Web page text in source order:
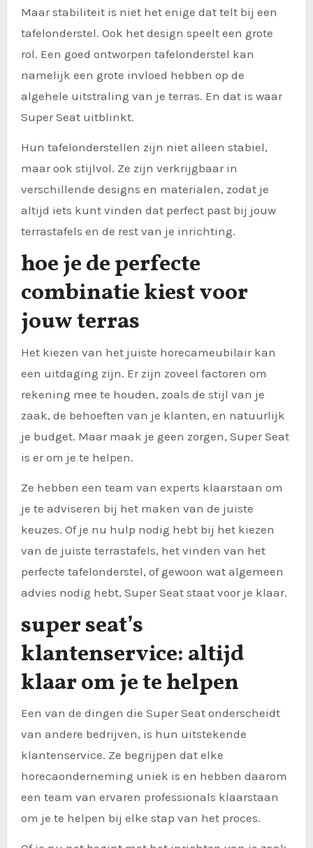
Maar stabiliteit is niet het enige dat telt bij een
tafelonderstel. Ook het design speelt een grote
rol. Een goed ontworpen tafelonderstel kan
namelijk een grote invloed hebben op de
algehele uitstraling van je terras. En dat is waar
Super Seat uitblinkt.
Hun tafelonderstellen zijn niet alleen stabiel,
maar ook stijlvol. Ze zijn verkrijgbaar in
verschillende designs en materialen, zodat je
altijd iets kunt vinden dat perfect past bij jouw
terrastafels en de rest van je inrichting.
hoe je de perfecte
combinatie kiest voor
jouw terras
Het kiezen van het juiste horecameubilair kan
een uitdaging zijn. Er zijn zoveel factoren om
rekening mee te houden, zoals de stijl van je
zaak, de behoeften van je klanten, en natuurlijk
je budget. Maar maak je geen zorgen, Super Seat
is er om je te helpen.
Ze hebben een team van experts klaarstaan om
je te adviseren bij het maken van de juiste
keuzes. Of je nu hulp nodig hebt bij het kiezen
van de juiste terrastafels, het vinden van het
perfecte tafelonderstel, of gewoon wat algemeen
advies nodig hebt, Super Seat staat voor je klaar.
super seat’s
klantenservice: altijd
klaar om je te helpen
Een van de dingen die Super Seat onderscheidt
van andere bedrijven, is hun uitstekende
klantenservice. Ze begrijpen dat elke
horecaonderneming uniek is en hebben daarom
een team van ervaren professionals klaarstaan
om je te helpen bij elke stap van het proces.